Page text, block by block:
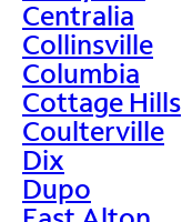
Centralia
Collinsville
Columbia
Cottage Hills
Coulterville
Dix
Dupo